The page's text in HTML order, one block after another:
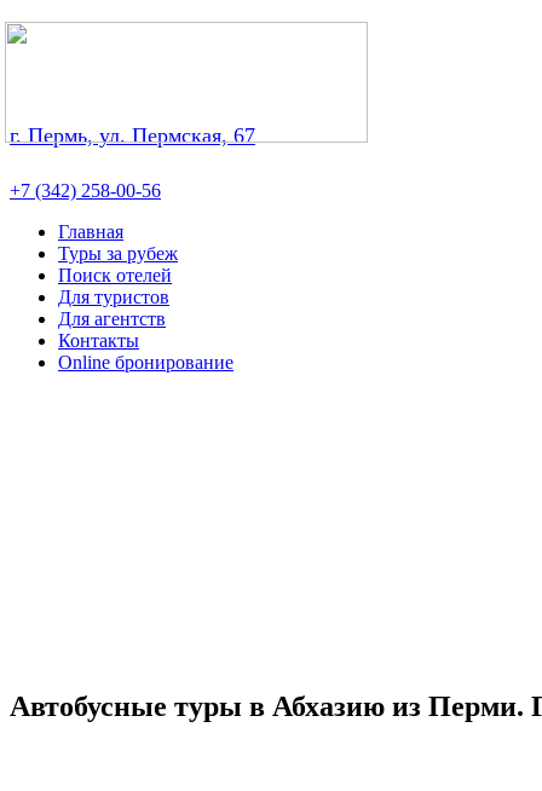
г. Пермь, ул. Пермская, 67
+7 (342) 258-00-56
Главная
Туры за рубеж
Поиск отелей
Для туристов
Для агентств
Контакты
Online бронирование
Автобусные туры в Абхазию из Перми.